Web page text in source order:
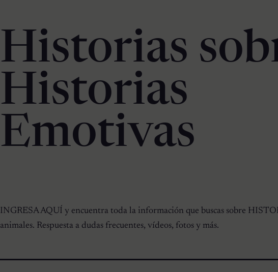
Historias
Historias
Emotivas
INGRESA AQUÍ y encuentra toda la información que buscas sobre
animales. Respuesta a dudas frecuentes, vídeos, fotos y más.